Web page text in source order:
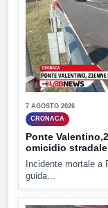
7 AGOSTO 2026
CRONACA
Ponte
omicidio stradale
Incidente mortale a
guida...